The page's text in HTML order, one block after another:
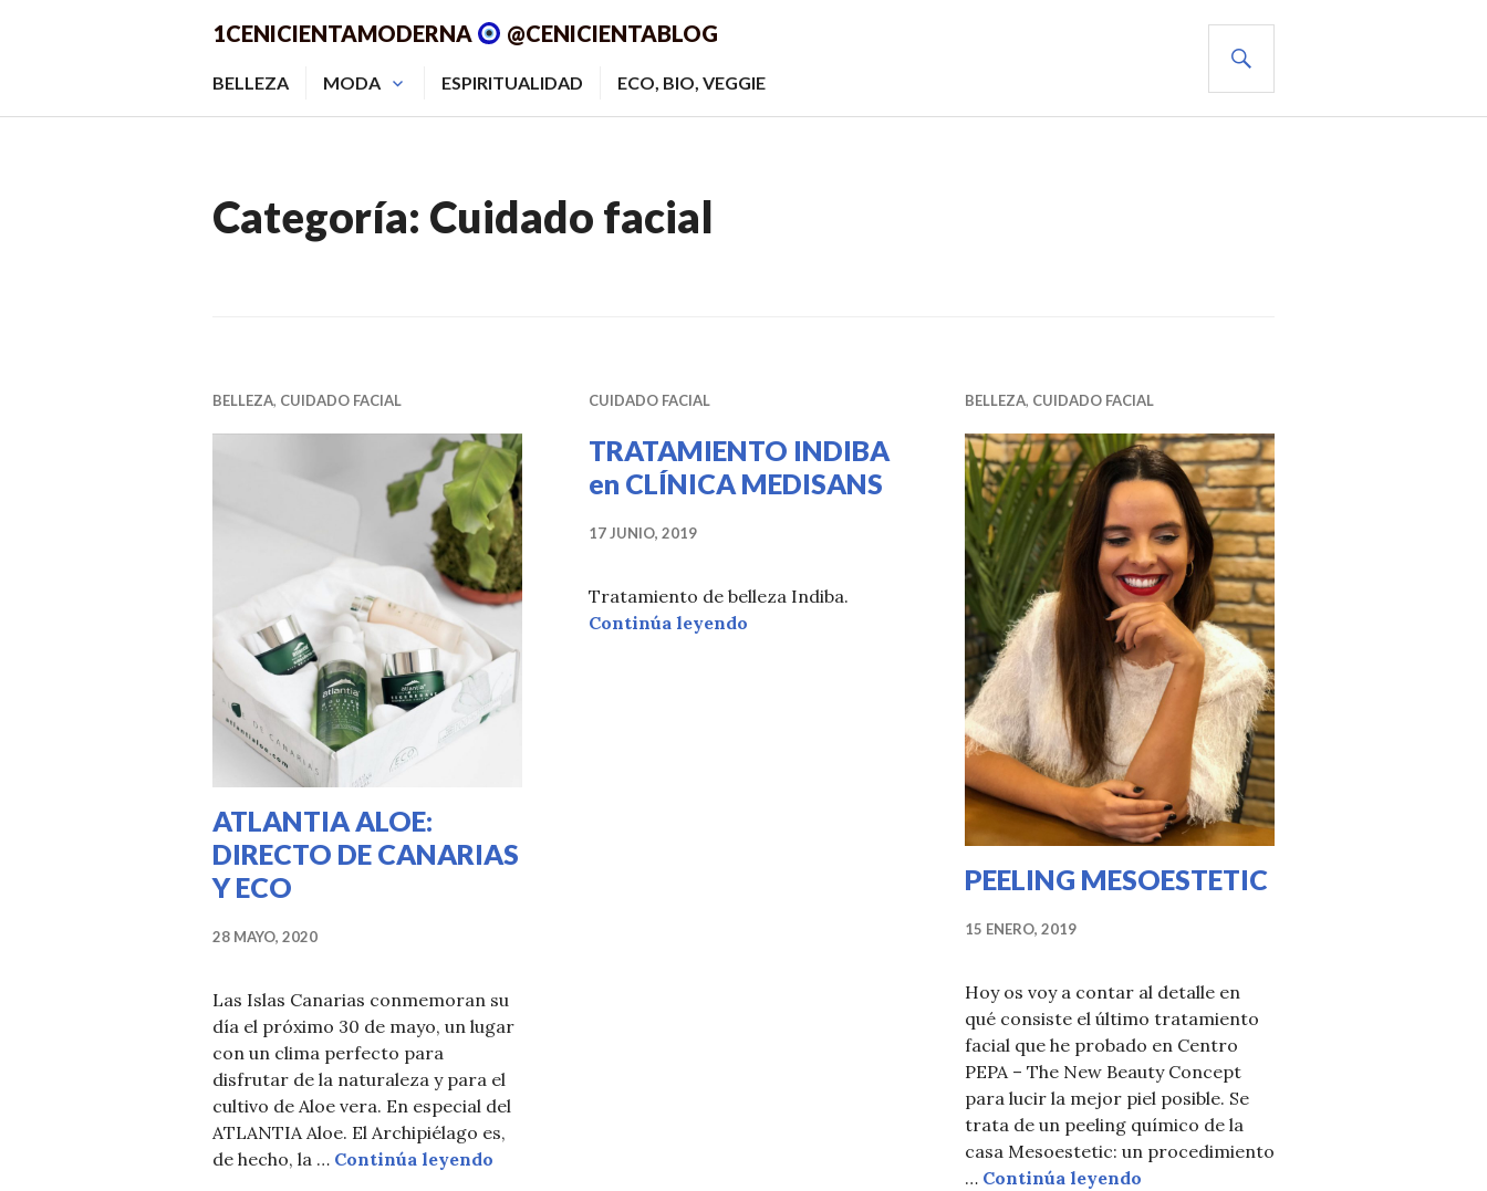
1CENICIENTAMODERNA @CENICIENTABLOG
BELLEZA MODA ESPIRITUALIDAD ECO, BIO, VEGGIE
Categoría: Cuidado facial
BELLEZA, CUIDADO FACIAL
ATLANTIA ALOE:
DIRECTO DE CANARIAS
Y ECO
28 MAYO, 2020
Las Islas Canarias conmemoran su
día el próximo 30 de mayo, un lugar
con un clima perfecto para
disfrutar de la naturaleza y para el
cultivo de Aloe vera. En especial del
ATLANTIA Aloe. El Archipiélago es,
de hecho, la … Continúa leyendo
CUIDADO FACIAL
TRATAMIENTO INDIBA
en CLÍNICA MEDISANS
17 JUNIO, 2019
Tratamiento de belleza Indiba.
Continúa leyendo TRATAMIENTO INDIBA en CLÍNICA MEDISANS
BELLEZA, CUIDADO FACIAL
PEELING MESOESTETIC
15 ENERO, 2019
Hoy os voy a contar al detalle en
qué consiste el último tratamiento
facial que he probado en Centro
PEPA – The New Beauty Concept
para lucir la mejor piel posible. Se
trata de un peeling químico de la
casa Mesoestetic: un procedimiento
… Continúa leyendo